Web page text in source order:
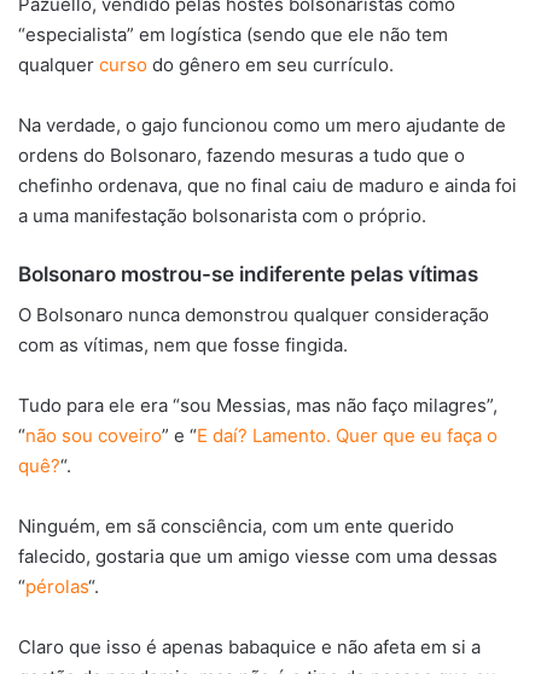
“especialista” em logística (sendo que ele não tem
qualquer curso do gênero em seu currículo.
Na verdade, o gajo funcionou como um mero ajudante de
ordens do Bolsonaro, fazendo mesuras a tudo que o
chefinho ordenava, que no final caiu de maduro e ainda foi
a uma manifestação bolsonarista com o próprio.
Bolsonaro mostrou-se indiferente pelas vítimas
O Bolsonaro nunca demonstrou qualquer consideração
com as vítimas, nem que fosse fingida.
Tudo para ele era “sou Messias, mas não faço milagres”,
“não sou coveiro” e “E daí? Lamento. Quer que eu faça o
quê?“.
Ninguém, em sã consciência, com um ente querido
falecido, gostaria que um amigo viesse com uma dessas
“pérolas“.
Claro que isso é apenas babaquice e não afeta em si a